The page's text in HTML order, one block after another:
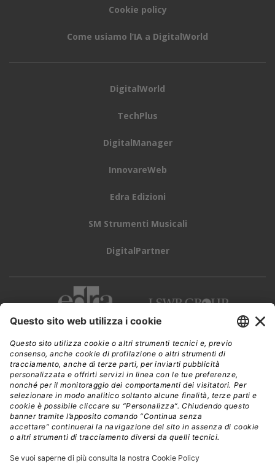
Cookie policy
Come usiamo l’IA a DigitalWorld
DigitalWorld
TechPlus
DigitalManager
InnovareWeb
Edra Edizioni
SM Strumenti Musicali
DigitalPartner
CWI è una testata giornalistica diEdra Edizioni s.r.l.
Direzione, amministrazione, redazione, pubblicità
Viale Enrico Forlanini 21 - 20134 Milano
Tel. +39 02 881841
C.F./P IVA 13002100157
www.edraedizioni.it|Privacy
Follow Us